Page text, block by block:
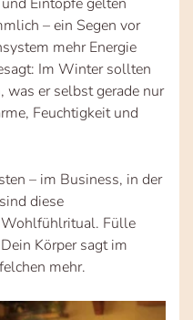
– ein Segen vor
mehr Energie
Im Winter sollten
was er selbst gerade nur
Feuchtigkeit und
– im Business, in der
diese
Wohlfühlritual. Fülle
Körper sagt im
mehr.